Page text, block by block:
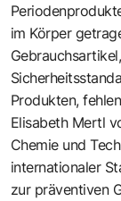
im Körper
Produkten,
Elisabeth Mertl
Chemie und
internationaler
zur präventiven